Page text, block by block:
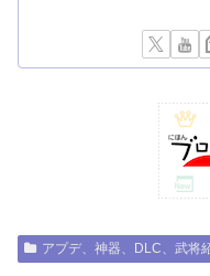
アプデ、神器、DLC、武将